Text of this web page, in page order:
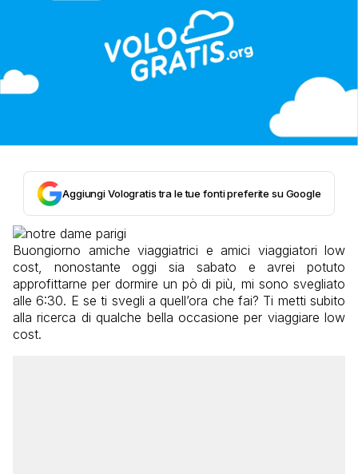
Aggiungi Vologratis tra le tue fonti preferite su Google
Buongiorno amiche viaggiatrici e amici viaggiatori low
cost, nonostante oggi sia sabato e avrei potuto
approfittarne per dormire un pò di più, mi sono svegliato
alle 6:30. E se ti svegli a quell’ora che fai? Ti metti subito
alla ricerca di qualche bella occasione per viaggiare low
cost.